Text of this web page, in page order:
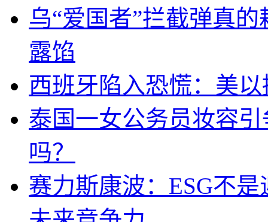
乌“爱国者”拦截弹真
露馅
西班牙陷入恐慌：美
泰国一女公务员妆容
吗？
赛力斯康波：ESG不